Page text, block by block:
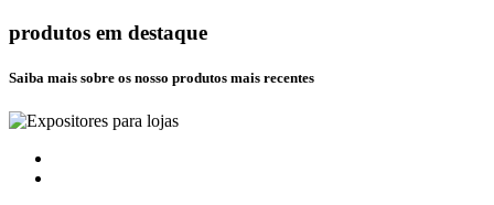
produtos em destaque
Saiba mais sobre os nosso produtos mais recentes